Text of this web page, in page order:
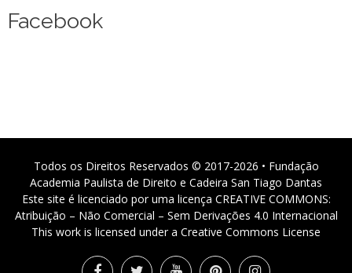
Facebook
Todos os Direitos Reservados © 2017-2026 • Fundação
Academia Paulista de Direito e Cadeira San Tiago Dantas
Este site é licenciado por uma licença CREATIVE COMMONS:
Atribuição – Não Comercial – Sem Derivações 4.0 Internacional
This work is licensed under a Creative Commons License